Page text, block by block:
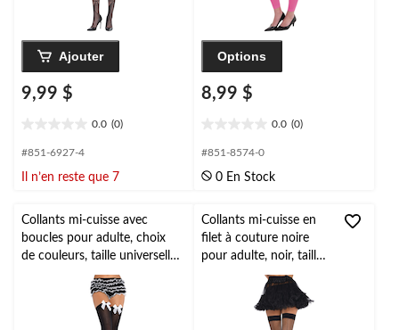
Ajouter
9,99 $
0.0 (0)
étoile(s)
5.
#851-6927-4
Il n’en reste que 7
Options
8,99 $
0.0 (0)
étoile(s)
5.
#851-8574-0
0 En Stock
Collants mi-cuisse avec
boucles pour adulte, choix
de couleurs, taille universelle,
accessoire de costume à
porter pour l'Halloween
Collants mi-cuisse en
filet à couture noire
pour adulte, noir, taille
universelle, accessoire
de costume à porter
pour l'Halloween